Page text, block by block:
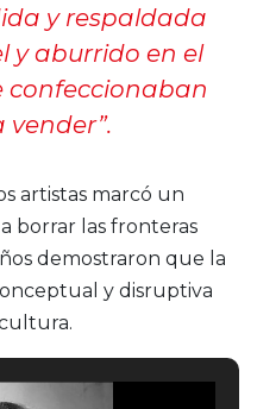
y respaldada
y aburrido en el
confeccionaban
artistas marcó un
borrar las fronteras
demostraron que la
y disruptiva